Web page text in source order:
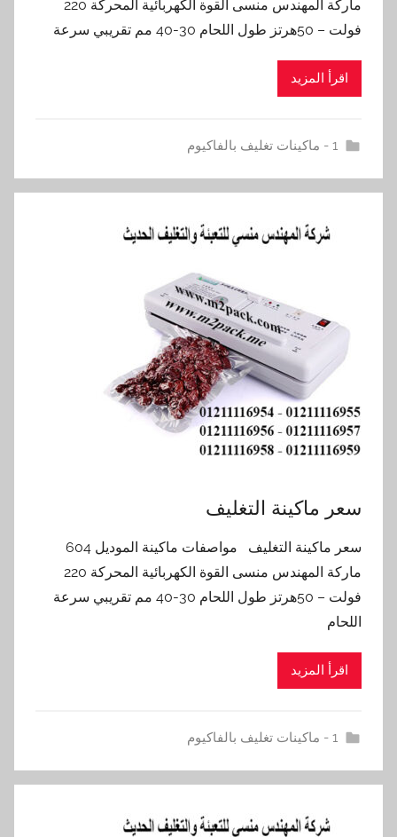
ماركة المهندس منسى القوة الكهربائية المحركة 220
فولت – 50هرتز طول اللحام 30-40 مم تقريبي سرعة
اقرأ المزيد
1 - ماكينات تغليف بالفاكيوم
سعر ماكينة التغليف
سعر ماكينة التغليف مواصفات ماكينة الموديل 604
ماركة المهندس منسى القوة الكهربائية المحركة 220
فولت – 50هرتز طول اللحام 30-40 مم تقريبي سرعة
اللحام
اقرأ المزيد
1 - ماكينات تغليف بالفاكيوم